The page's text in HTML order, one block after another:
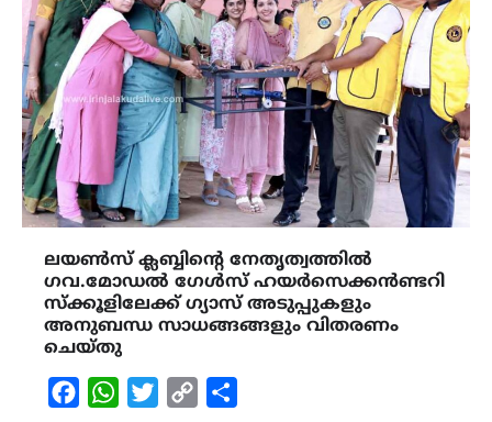
ലയൺസ് ക്ലബ്ബിന്റെ നേതൃത്വത്തിൽ
ഗവ.മോഡൽ ഗേൾസ് ഹയർസെക്കൻണ്ടറി
സ്ക്കൂളിലേക്ക് ഗ്യാസ് അടുപ്പുകളും
അനുബന്ധ സാധങ്ങങ്ങളും വിതരണം
ചെയ്തു
FacebookWhatsAppTwitterCopy